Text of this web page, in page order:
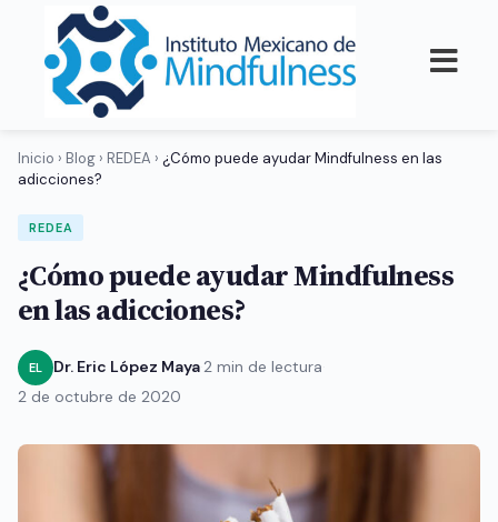
Inicio › Blog › REDEA › ¿Cómo puede ayudar Mindfulness en las
adicciones?
REDEA
¿Cómo puede ayudar Mindfulness
en las adicciones?
EL Dr. Eric López Maya2 min de lectura
2 de octubre de 2020